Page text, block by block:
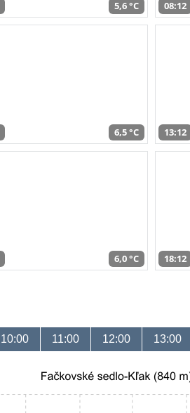
5,6 °C 08:12
6,5 °C 13:12
6,0 °C 18:12
10:00 11:00 12:00 13:00